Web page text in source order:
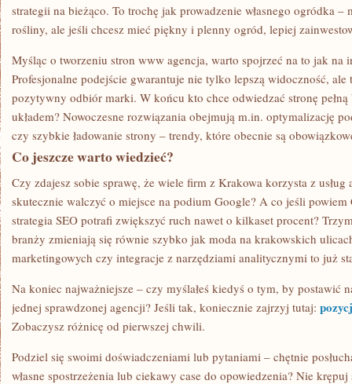
strategii na bieżąco. To trochę jak prowadzenie własnego ogródka –
rośliny, ale jeśli chcesz mieć piękny i plenny ogród, lepiej
Myśląc o tworzeniu stron www agencja, warto spojrzeć na to jak na
Profesjonalne podejście gwarantuje nie tylko lepszą widoczność,
pozytywny odbiór marki. W końcu kto chce odwiedzać stronę
układem? Nowoczesne rozwiązania obejmują m.in. optymalizację
czy szybkie ładowanie strony – trendy, które obecnie są
Co jeszcze warto wiedzieć?
Czy zdajesz sobie sprawę, że wiele firm z Krakowa korzysta z usług
skutecznie walczyć o miejsce na podium Google? A co jeśli
strategia SEO potrafi zwiększyć ruch nawet o kilkaset procent?
branży zmieniają się równie szybko jak moda na krakowskich
marketingowych czy integracje z narzędziami analitycznymi to już
Na koniec najważniejsze – czy myślałeś kiedyś o tym, by postawić
jednej sprawdzonej agencji? Jeśli tak, koniecznie zajrzyj tutaj:
Zobaczysz różnicę od pierwszej chwili.
Podziel się swoimi doświadczeniami lub pytaniami – chętnie
własne spostrzeżenia lub ciekawy case do opowiedzenia? Nie